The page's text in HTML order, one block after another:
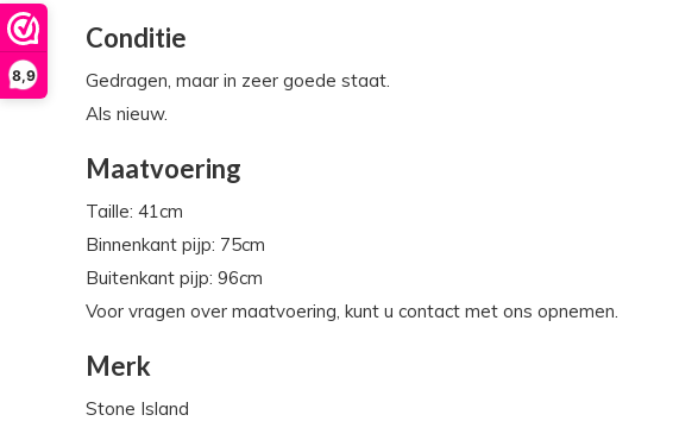
8,9
Conditie
Gedragen, maar in zeer goede staat.
Als nieuw.
Maatvoering
Taille: 41cm
Binnenkant pijp: 75cm
Buitenkant pijp: 96cm
Voor vragen over maatvoering, kunt u contact met ons opnemen.
Merk
Stone Island